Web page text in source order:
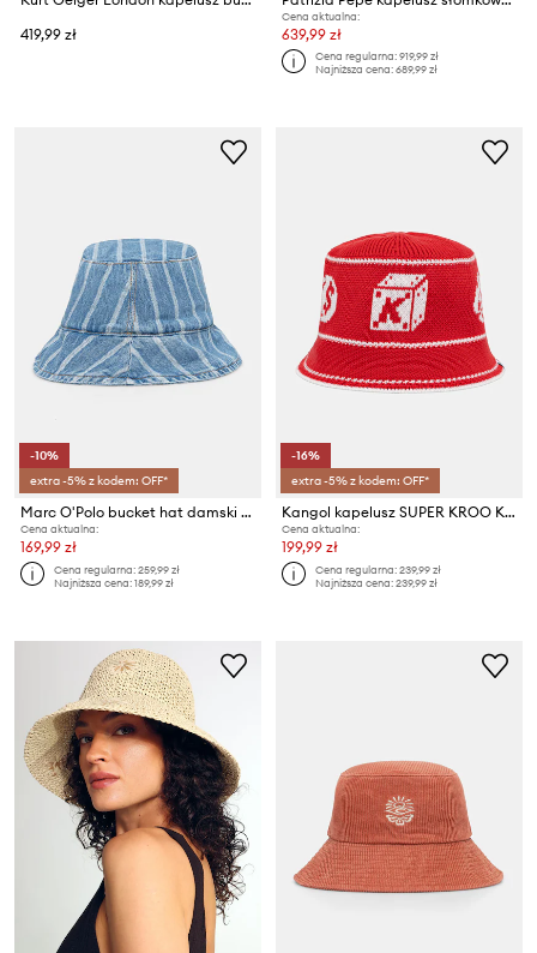
419,99 zł
Cena aktualna:
639,99 zł
Cena regularna:919,99 zł
Najniższa cena:689,99 zł
-10%
extra -5% z kodem: OFF*
Marc O'Polo bucket hat damski bawełniany
Cena aktualna:
169,99 zł
Cena regularna:259,99 zł
Najniższa cena:189,99 zł
-16%
extra -5% z kodem: OFF*
Kangol kapelusz SUPER KROO KNIT BUCKET
Cena aktualna:
199,99 zł
Cena regularna:239,99 zł
Najniższa cena:239,99 zł